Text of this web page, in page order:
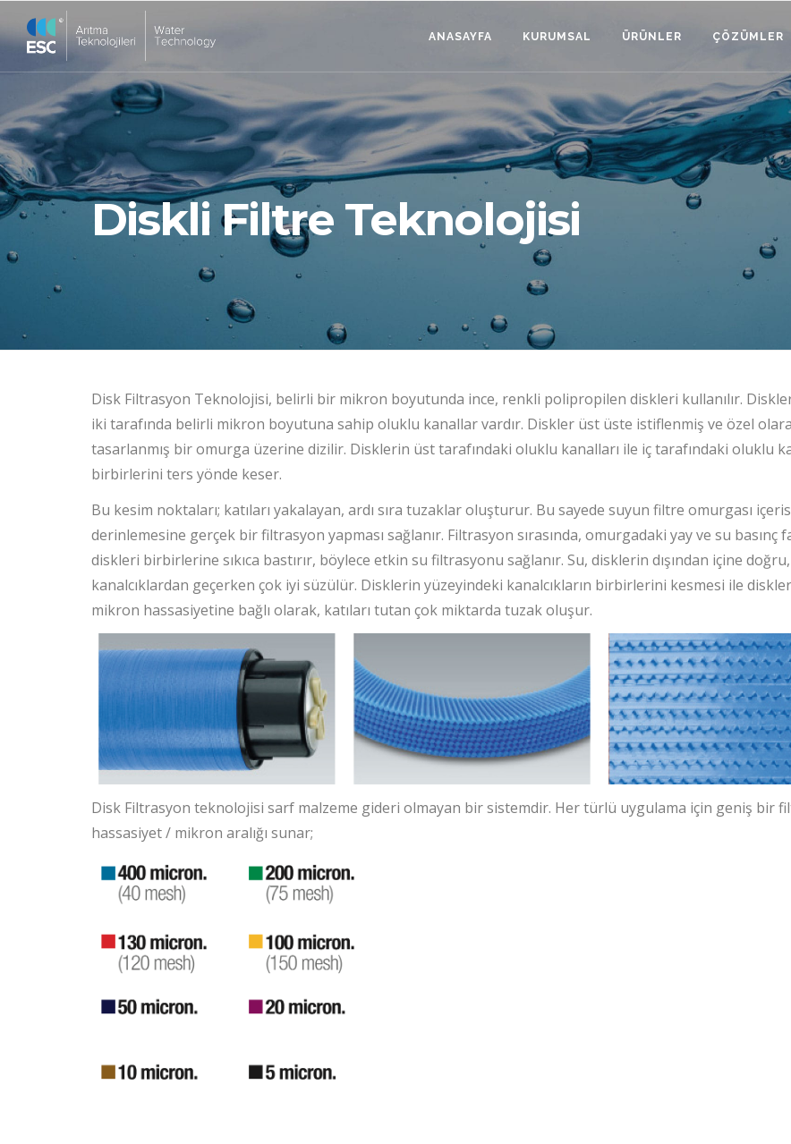
ANASAYFA KURUMSAL ÜRÜNLER ÇÖZÜMLER
Diskli Filtre Teknolojisi
Disk Filtrasyon Teknolojisi, belirli bir mikron boyutunda ince, renkli polipropilen diskleri kullanılır.
iki tarafında belirli mikron boyutuna sahip oluklu kanallar vardır. Diskler üst üste istiflenmiş ve özel
tasarlanmış bir omurga üzerine dizilir. Disklerin üst tarafındaki oluklu kanalları ile iç tarafındaki oluklu
birbirlerini ters yönde keser.
Bu kesim noktaları; katıları yakalayan, ardı sıra tuzaklar oluşturur. Bu sayede suyun filtre omurgası
derinlemesine gerçek bir filtrasyon yapması sağlanır. Filtrasyon sırasında, omurgadaki yay ve su basınç
diskleri birbirlerine sıkıca bastırır, böylece etkin su filtrasyonu sağlanır. Su, disklerin dışından içine doğru,
kanalcıklardan geçerken çok iyi süzülür. Disklerin yüzeyindeki kanalcıkların birbirlerini kesmesi ile
mikron hassasiyetine bağlı olarak, katıları tutan çok miktarda tuzak oluşur.
Disk Filtrasyon teknolojisi sarf malzeme gideri olmayan bir sistemdir. Her türlü uygulama için geniş bir
hassasiyet / mikron aralığı sunar;